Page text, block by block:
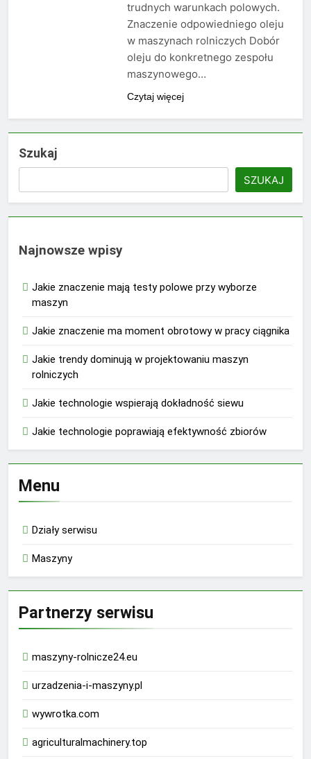
trudnych warunkach polowych.
Znaczenie odpowiedniego oleju
w maszynach rolniczych Dobór
oleju do konkretnego zespołu
maszynowego…
Czytaj więcej
Szukaj
SZUKAJ
Najnowsze wpisy
Jakie znaczenie mają testy polowe przy wyborze
maszyn
Jakie znaczenie ma moment obrotowy w pracy ciągnika
Jakie trendy dominują w projektowaniu maszyn
rolniczych
Jakie technologie wspierają dokładność siewu
Jakie technologie poprawiają efektywność zbiorów
Menu
Działy serwisu
Maszyny
Partnerzy serwisu
maszyny-rolnicze24.eu
urzadzenia-i-maszyny.pl
wywrotka.com
agriculturalmachinery.top